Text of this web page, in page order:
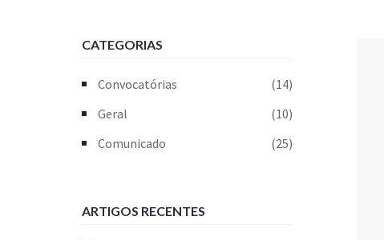
CATEGORIAS
Convocatórias
(14)
Geral
(10)
Comunicado
(25)
ARTIGOS RECENTES